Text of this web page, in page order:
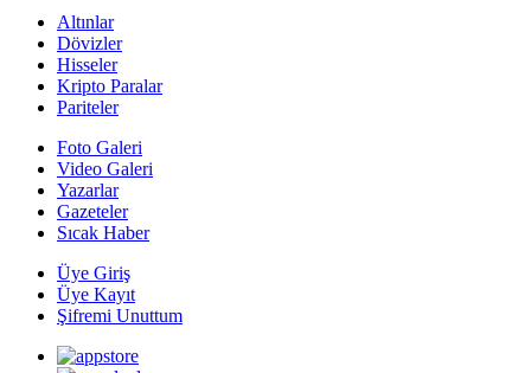
Altınlar
Dövizler
Hisseler
Kripto Paralar
Pariteler
Foto Galeri
Video Galeri
Yazarlar
Gazeteler
Sıcak Haber
Üye Giriş
Üye Kayıt
Şifremi Unuttum